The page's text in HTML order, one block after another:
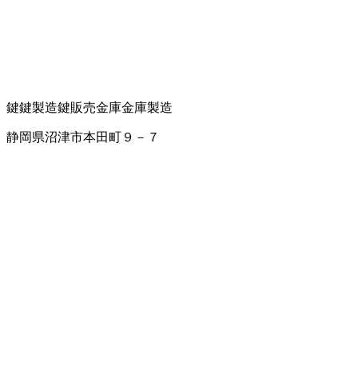
鍵鍵製造鍵販売金庫金庫製造
静岡県沼津市本田町９－７